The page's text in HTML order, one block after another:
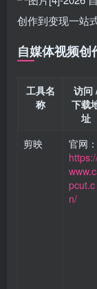
自媒体视频创
工具名
称
访问
下载
址
剪映
官网：
pcut.c
n/